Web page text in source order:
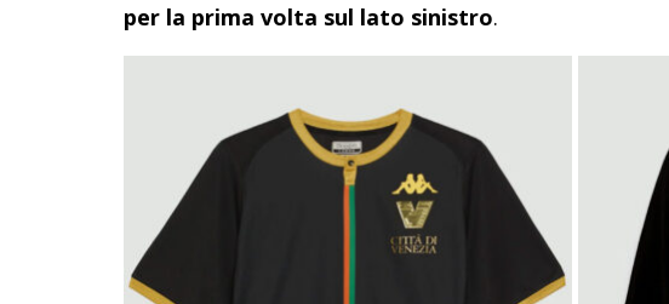
per la prima volta sul lato sinistro.